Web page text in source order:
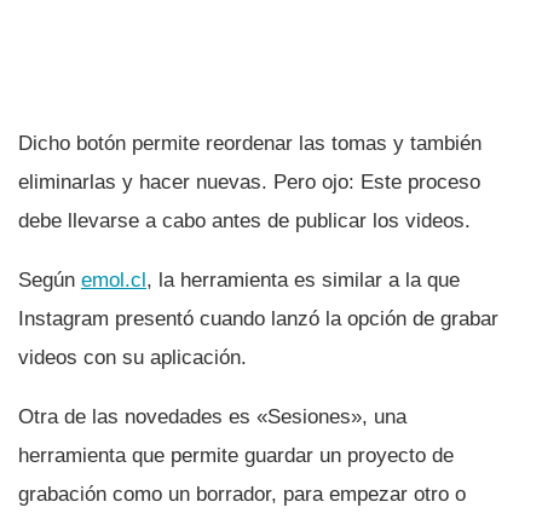
Dicho botón permite reordenar las tomas y también
eliminarlas y hacer nuevas. Pero ojo: Este proceso
debe llevarse a cabo antes de publicar los videos.
Según emol.cl, la herramienta es similar a la que
Instagram presentó cuando lanzó la opción de grabar
videos con su aplicación.
Otra de las novedades es «Sesiones», una
herramienta que permite guardar un proyecto de
grabación como un borrador, para empezar otro o